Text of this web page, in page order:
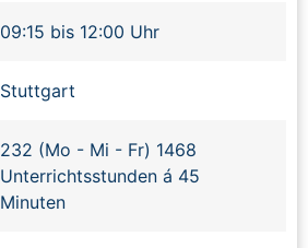
09:15 bis 12:00 Uhr
Stuttgart
232 (Mo - Mi - Fr) 1468
Unterrichtsstunden á 45
Minuten